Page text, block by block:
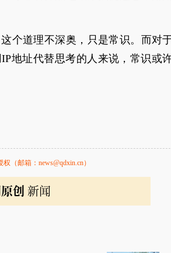
个道理不深奥，只是常识。而对
地址代替思考的人来说，常识或
（邮箱：news@qdxin.cn）
创 新闻